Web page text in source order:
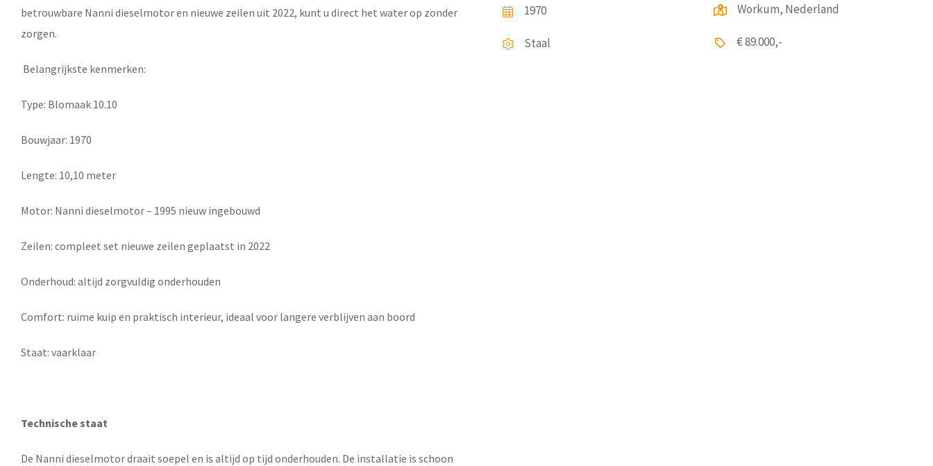
betrouwbare Nanni dieselmotor en nieuwe zeilen uit 2022, kunt u direct het water op zonder
zorgen.
Belangrijkste kenmerken:
Type: Blomaak 10.10
Bouwjaar: 1970
Lengte: 10,10 meter
Motor: Nanni dieselmotor – 1995 nieuw ingebouwd
Zeilen: compleet set nieuwe zeilen geplaatst in 2022
Onderhoud: altijd zorgvuldig onderhouden
Comfort: ruime kuip en praktisch interieur, ideaal voor langere verblijven aan boord
Staat: vaarklaar
Technische staat
De Nanni dieselmotor draait soepel en is altijd op tijd onderhouden. De installatie is schoon
1970
Staal
Workum, Nederland
€ 89.000,-